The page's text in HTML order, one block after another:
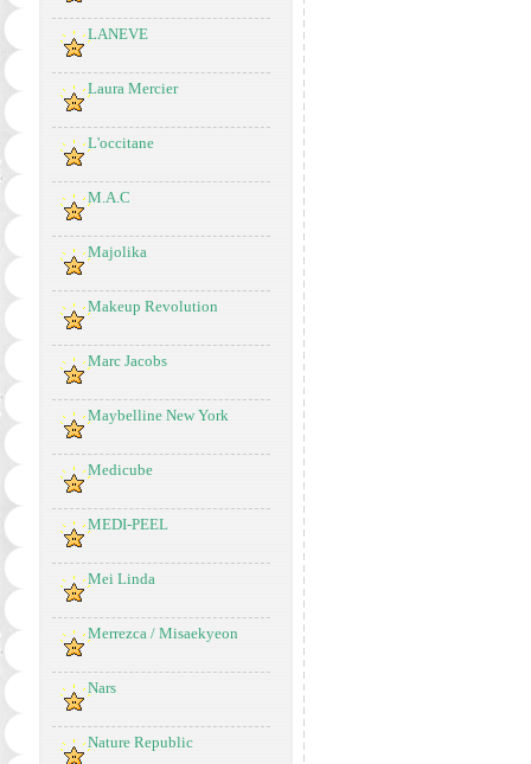
LANEVE
Laura Mercier
L'occitane
M.A.C
Majolika
Makeup Revolution
Marc Jacobs
Maybelline New York
Medicube
MEDI-PEEL
Mei Linda
Merrezca / Misaekyeon
Nars
Nature Republic